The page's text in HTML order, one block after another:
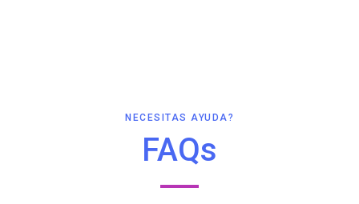
NECESITAS AYUDA?
FAQs